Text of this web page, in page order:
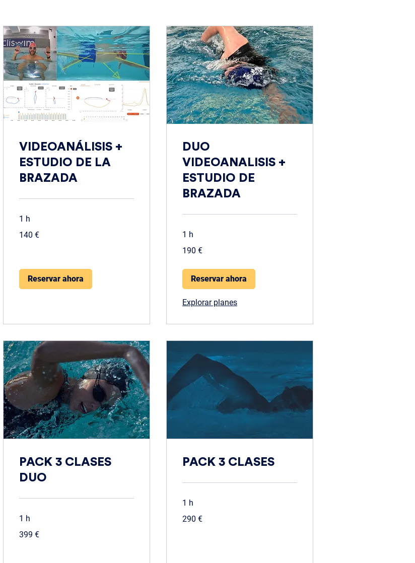
VIDEOANÁLISIS +
ESTUDIO DE LA
BRAZADA
1 h
euros
140 €
Reservar ahora
DUO
VIDEOANALISIS +
ESTUDIO DE
BRAZADA
1 h
euros
190 €
Reservar ahora
Explorar planes
PACK 3 CLASES
DUO
1 h
euros
399 €
PACK 3 CLASES
1 h
euros
290 €